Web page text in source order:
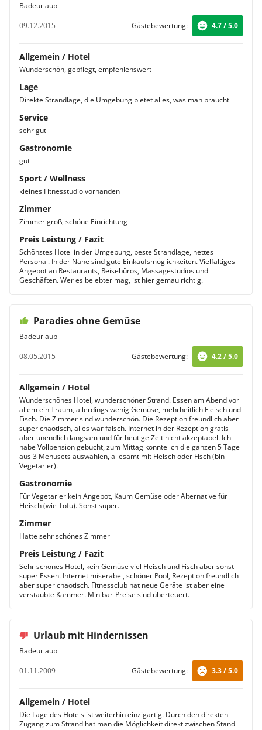
Badeurlaub
09.12.2015
Gästebewertung: 4.7 / 5.0
Allgemein / Hotel
Wunderschön, gepflegt, empfehlenswert
Lage
Direkte Strandlage, die Umgebung bietet alles, was man braucht
Service
sehr gut
Gastronomie
gut
Sport / Wellness
kleines Fitnesstudio vorhanden
Zimmer
Zimmer groß, schöne Einrichtung
Preis Leistung / Fazit
Schönstes Hotel in der Umgebung, beste Strandlage, nettes
Personal. In der Nähe sind gute Einkaufsmöglichkeiten. Vielfältiges
Angebot an Restaurants, Reisebüros, Massagestudios und
Geschäften. Wer es belebter mag, ist hier gemau richtig.
Paradies ohne Gemüse
Badeurlaub
08.05.2015
Gästebewertung: 4.2 / 5.0
Allgemein / Hotel
Wunderschönes Hotel, wunderschöner Strand. Essen am Abend vor
allem ein Traum, allerdings wenig Gemüse, mehrheitlich Fleisch und
Fisch. Die Zimmer sind wunderschön. Die Rezeption freundlich aber
super chaotisch, alles war falsch. Internet in der Rezeption gratis
aber unendlich langsam und für heutige Zeit nicht akzeptabel. Ich
habe Vollpension gebucht, zum Mittag konnte ich die ganzen 5 Tage
aus 3 Menusets auswählen, allesamt mit Fleisch oder Fisch (bin
Vegetarier).
Gastronomie
Für Vegetarier kein Angebot, Kaum Gemüse oder Alternative für
Fleisch (wie Tofu). Sonst super.
Zimmer
Hatte sehr schönes Zimmer
Preis Leistung / Fazit
Sehr schönes Hotel, kein Gemüse viel Fleisch und Fisch aber sonst
super Essen. Internet miserabel, schöner Pool, Rezeption freundlich
aber super chaotisch. Fitnessclub hat neue Geräte ist aber eine
verstaubte Kammer. Minibar-Preise sind überteuert.
Urlaub mit Hindernissen
Badeurlaub
01.11.2009
Gästebewertung: 3.3 / 5.0
Allgemein / Hotel
Die Lage des Hotels ist weiterhin einzigartig. Durch den direkten
Zugang zum Strand hat man die Möglichkeit direkt zwischen Stand